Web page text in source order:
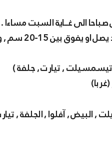
الى غــاية السبت مساءا .
, البيض , آفلوا , الجلفة ,